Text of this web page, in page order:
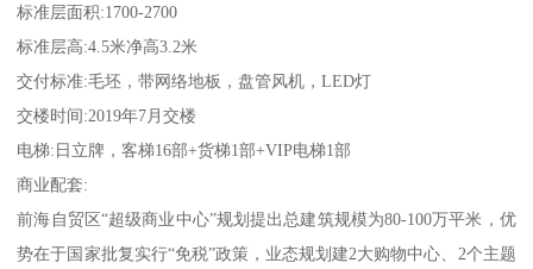
标准层面积:1700-2700
标准层高:4.5米净高3.2米
交付标准:毛坯，带网络地板，盘管风机，LED灯
交楼时间:2019年7月交楼
电梯:日立牌，客梯16部+货梯1部+VIP电梯1部
商业配套:
前海自贸区“超级商业中心”规划提出总建筑规模为80-100万平米，优
势在于国家批复实行“免税”政策，业态规划建2大购物中心、2个主题